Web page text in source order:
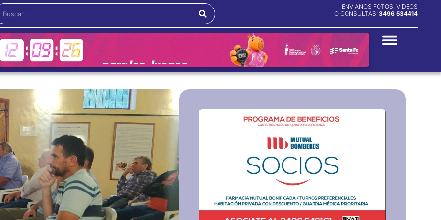
ENVIANOS FOTOS, VIDEOS
O CONSULTAS: 3496 534414